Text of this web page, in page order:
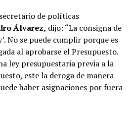
de políticas
Álvarez, dijo: “La consigna de
No se puede cumplir porque es
al aprobarse el Presupuesto.
ley presupuestaria previa a la
este la deroga de manera
haber asignaciones por fuera